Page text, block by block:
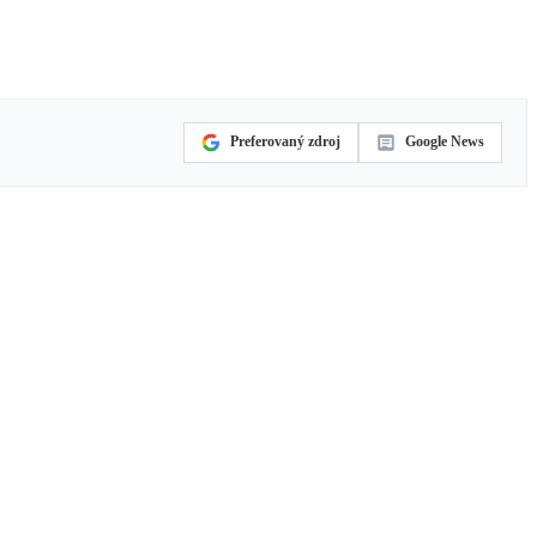
Preferovaný zdroj Google News